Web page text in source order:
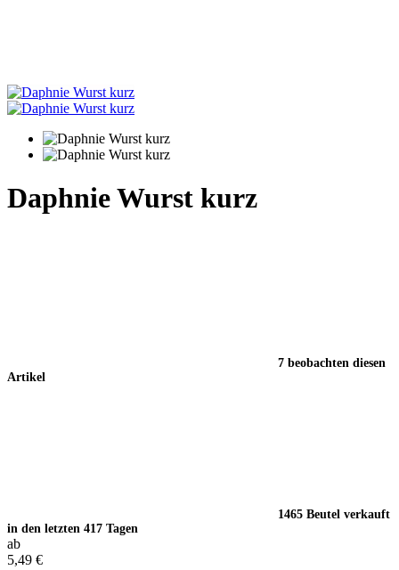
Daphnie Wurst kurz
7 beobachten diesen
Artikel
1465 Beutel verkauft
in den letzten 417 Tagen
ab
5,49 €